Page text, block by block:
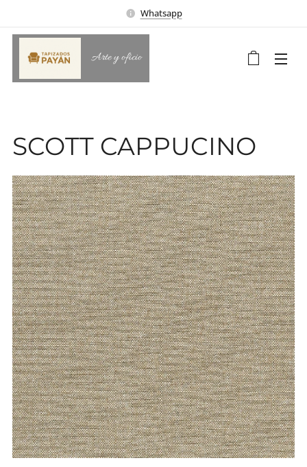
Whatsapp
Arte y oficio
SCOTT CAPPUCINO